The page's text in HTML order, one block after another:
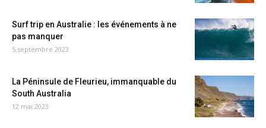
Surf trip en Australie : les événements à ne
pas manquer
5 septembre 2023
La Péninsule de Fleurieu, immanquable du
South Australia
12 mai 2023